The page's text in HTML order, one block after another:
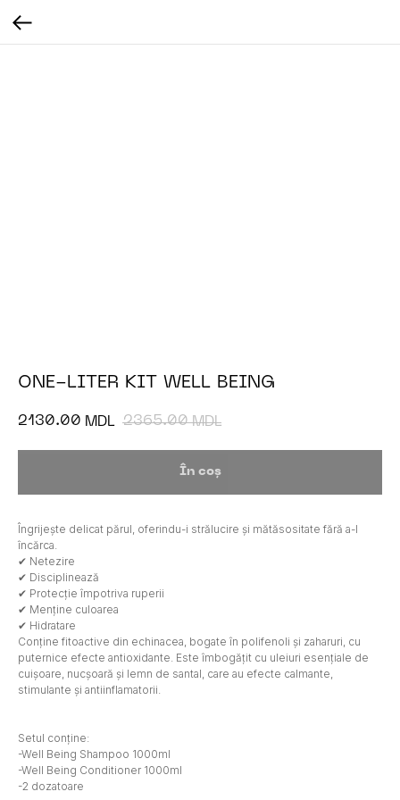
ONE-LITER KIT WELL BEING
2130.00 MDL 2365.00 MDL
În coș
Îngrijește delicat părul, oferindu-i strălucire și mătăsositate fără a-l
încărca.
✔ Netezire
✔ Disciplinează
✔ Protecție împotriva ruperii
✔ Menține culoarea
✔ Hidratare
Conține fitoactive din echinacea, bogate în polifenoli și zaharuri, cu
puternice efecte antioxidante. Este îmbogățit cu uleiuri esențiale de
cuișoare, nucșoară și lemn de santal, care au efecte calmante,
stimulante și antiinflamatorii.
Setul conține:
-Well Being Shampoo 1000ml
-Well Being Conditioner 1000ml
-2 dozatoare